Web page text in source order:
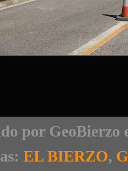
por GeoBierzo
EL BIERZO,